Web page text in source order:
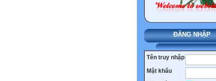
ĐĂNG NHẬP
Tên truy nhập
Mật khẩu